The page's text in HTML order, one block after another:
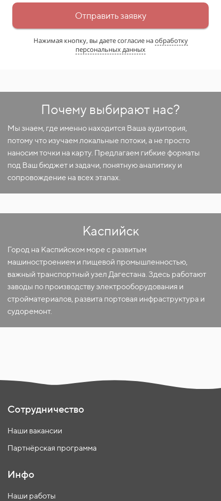
Отправить заявку
Нажимая кнопку, вы даете согласие наобработку
персональных данных
Почему выбирают нас?
Мы знаем, где именно находится Ваша аудитория,
потому что изучаем локальные потоки, а не просто
наносим точки на карту. Предлагаем гибкие форматы
под Ваш бюджет и задачи, понятную аналитику и
сопровождение на всех этапах.
Каспийск
Город на Каспийском море с развитым
машиностроением и пищевой промышленностью,
важный транспортный узел Дагестана. Здесь работают
заводы по производству электрооборудования и
стройматериалов, развита портовая инфраструктура и
судоремонт.
Сотрудничество
Наши вакансии
Партнёрская программа
Инфо
Наши работы